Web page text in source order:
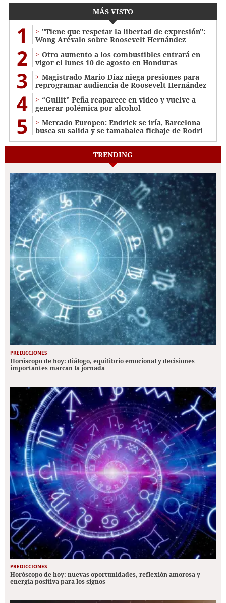
MÁS VISTO
1
"Tiene que respetar la libertad de expresión":
Wong Arévalo sobre Roosevelt Hernández
2
Otro aumento a los combustibles entrará en
vigor el lunes 10 de agosto en Honduras
3
Magistrado Mario Díaz niega presiones para
reprogramar audiencia de Roosevelt Hernández
4
“Gullit” Peña reaparece en video y vuelve a
generar polémica por alcohol
5
Mercado Europeo: Endrick se iría, Barcelona
busca su salida y se tamabalea fichaje de Rodri
TRENDING
PREDICCIONES
Horóscopo de hoy: diálogo, equilibrio emocional y decisiones
importantes marcan la jornada
PREDICCIONES
Horóscopo de hoy: nuevas oportunidades, reflexión amorosa y
energía positiva para los signos